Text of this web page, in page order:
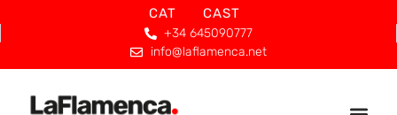
CAT CAST
+34 645090777
info@laflamenca.net